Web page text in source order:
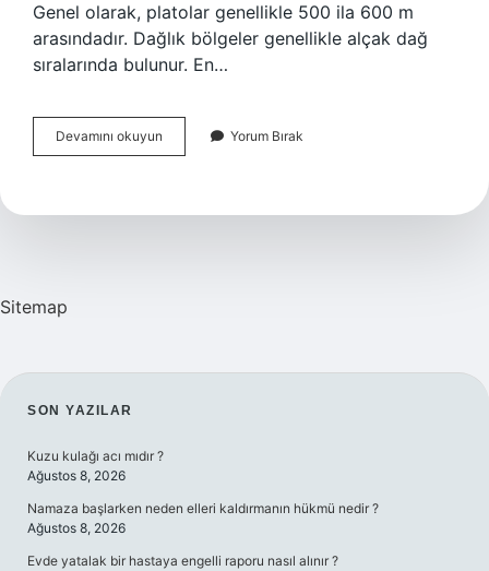
Genel olarak, platolar genellikle 500 ila 600 m
arasındadır. Dağlık bölgeler genellikle alçak dağ
sıralarında bulunur. En…
Devamını okuyun
Dağlık
Yorum Bırak
Sitemap
SIDEBAR
SON YAZILAR
Kuzu kulağı acı mıdır ?
Ağustos 8, 2026
Namaza başlarken neden elleri kaldırmanın hükmü nedir ?
Ağustos 8, 2026
Evde yatalak bir hastaya engelli raporu nasıl alınır ?